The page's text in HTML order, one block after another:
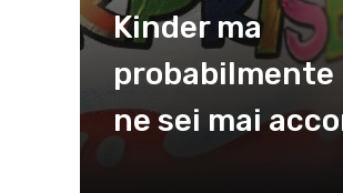
Kinder ma
probabilmente
ne sei mai